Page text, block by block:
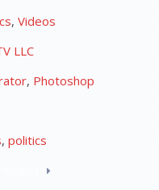
, Videos
LLC
, Photoshop
, politics